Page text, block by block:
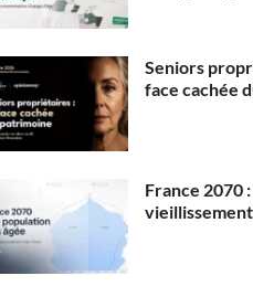
Seniors
face cachée
France 2070
vieillissement